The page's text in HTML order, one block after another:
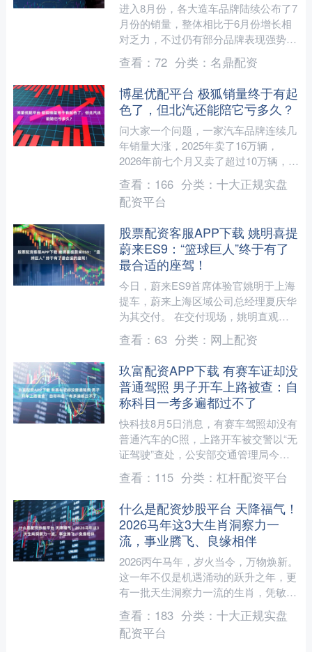
进入8月份，各大造车品牌陆续公布了7
月份的销量，整体相比于6月份增长相
对乏力，不过仍有部分品牌表现强势，
逆势高增，稳坐市场龙头。 智通财经
APP了解到，7月份汽....
查看： 72 分类： 名鼎配资
博星优配平台 极狐销量终于有起
色了，但北汽还能陪它亏多久？
问大家一个问题，一家汽车品牌连续几
年销量大涨，2025年卖了16万辆，
2026年前七个月又卖了超过10万辆，同
比增长80%，这算不算翻身成功？ 看起
来当然算。 ....
查看： 166 分类： 十大正规实盘
配资平台
股票配资客服APP下载 姚明喜提
蔚来ES9：“篮球巨人”终于有了
最合适的座驾！
今日，蔚来ES9首席体验官姚明于上海
提车，蔚来上海区域公司总经理夏庆华
为其交付。 在交付现场，姚明直观感
受了天行全主动悬架的互动演示，表示
ES9带来了极度舒适的....
查看： 63 分类： 网上配资
玖富配资APP下载 有赛车证却没
普通驾照 男子开车上路被查：自
称科目一考多遍都过不了
快科技8月5日消息，有赛车驾照却没有
普通汽车的C照，上路开车被交警以“无
证驾驶”查处，公安部交通管理局今日
发文披露了这样一起离谱案例。 据介
绍，近日，在莆炎高速....
查看： 115 分类： 杠杆配资平台
什么是配资炒股平台 天降福气！
2026马年这3大生肖洞察力一
流，事业腾飞、良缘相伴
2026丙午马年，岁火当令，万物焕新。
这一年不仅是机遇涌动的跃升之年，更
有一批天生洞察力一流的生肖，凭敏锐
眼光捕捉风口、化解难题，既迎来事业
腾飞的高光时刻，又能....
查看： 183 分类： 十大正规实盘
配资平台